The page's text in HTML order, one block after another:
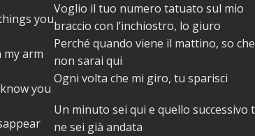
you
arm
you
Voglio il tuo numero tatuato sul mio
braccio con l’inchiostro, lo giuro
Perché quando viene il mattino, so
non sarai qui
Ogni volta che mi giro, tu sparisci
Un minuto sei qui e quello successivo
ne sei già andata